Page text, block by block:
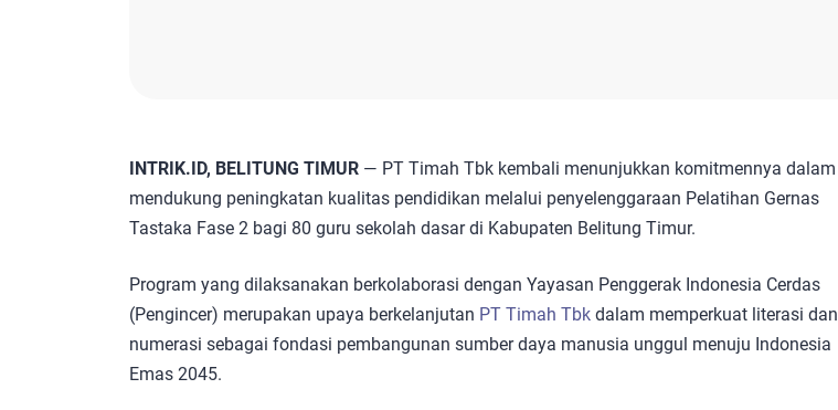
INTRIK.ID, BELITUNG TIMUR — PT Timah Tbk kembali menunjukkan komitmennya dalam
mendukung peningkatan kualitas pendidikan melalui penyelenggaraan Pelatihan Gernas
Tastaka Fase 2 bagi 80 guru sekolah dasar di Kabupaten Belitung Timur.
Program yang dilaksanakan berkolaborasi dengan Yayasan Penggerak Indonesia Cerdas
(Pengincer) merupakan upaya berkelanjutan PT Timah Tbk dalam memperkuat literasi dan
numerasi sebagai fondasi pembangunan sumber daya manusia unggul menuju Indonesia
Emas 2045.